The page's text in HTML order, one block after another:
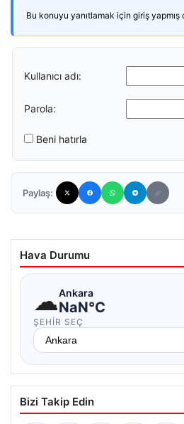
Bu konuyu yanıtlamak için giriş yapmış
Kullanıcı adı:
Parola:
Beni hatırla
Paylaş:
Hava Durumu
☁Ankara
NaN°C
ŞEHIR SEÇ
Bizi Takip Edin